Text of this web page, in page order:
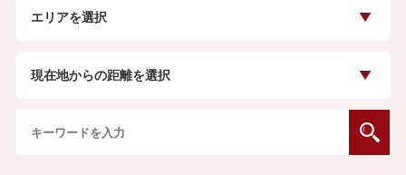
エリアを選択
現在地からの距離を選択